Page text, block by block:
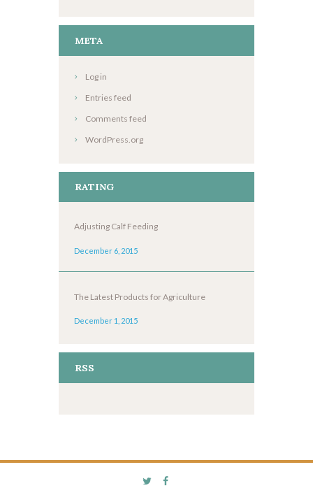
META
Log in
Entries feed
Comments feed
WordPress.org
RATING
Adjusting Calf Feeding
December 6, 2015
The Latest Products for Agriculture
December 1, 2015
RSS